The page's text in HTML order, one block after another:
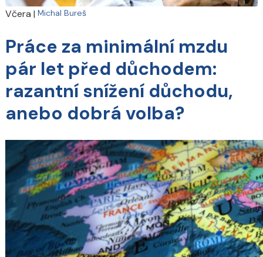
Včera | Michal Bureš
Práce za minimální mzdu
pár let před důchodem:
razantní snížení důchodu,
anebo dobrá volba?